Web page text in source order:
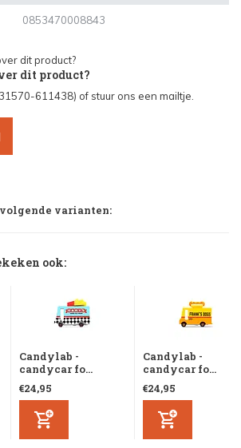
0853470008843
dit product?
611438) of stuur ons een mailtje.
varianten:
ook:
Candylab -
candycar fo...
€24,95
Candylab -
candycar fo...
€24,95